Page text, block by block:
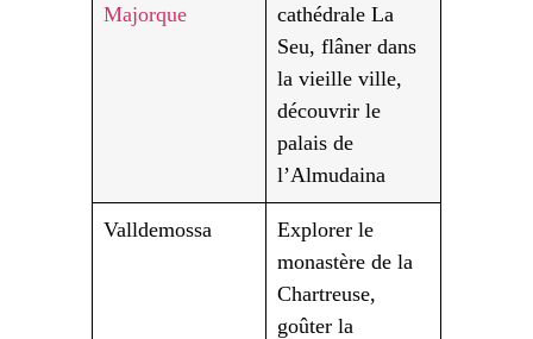
Majorque
cathédrale La
Seu, flâner dans
la vieille ville,
découvrir le
palais de
l’Almudaina
Valldemossa
Explorer le
monastère de la
Chartreuse,
goûter la